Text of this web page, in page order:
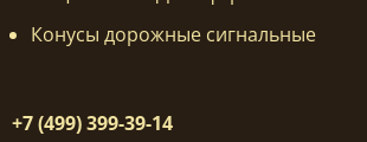
Конусы дорожные сигнальные
+7 (499) 399-39-14